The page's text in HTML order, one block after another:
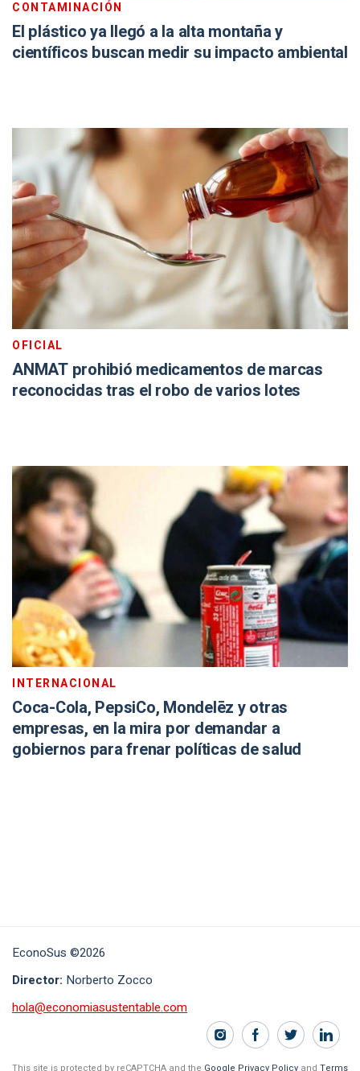
CONTAMINACIÓN
El plástico ya llegó a la alta montaña y
científicos buscan medir su impacto ambiental
OFICIAL
ANMAT prohibió medicamentos de marcas
reconocidas tras el robo de varios lotes
INTERNACIONAL
Coca-Cola, PepsiCo, Mondelēz y otras
empresas, en la mira por demandar a
gobiernos para frenar políticas de salud
EconoSus ©2026
Director: Norberto Zocco
hola@economiasustentable.com
This site is protected by reCAPTCHA and the Google Privacy Policy and Terms